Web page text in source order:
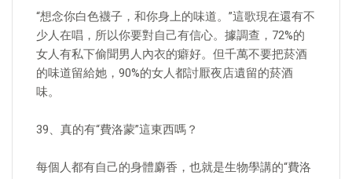
“想念你白色襪子，和你身上的味道。”這歌現在還有不
少人在唱，所以你要對自己有信心。據調查，72%的
女人有私下偷聞男人內衣的癖好。但千萬不要把菸酒
的味道留給她，90%的女人都討厭夜店遺留的菸酒
味。
39、真的有“費洛蒙”這東西嗎？
每個人都有自己的身體麝香，也就是生物學講的“費洛